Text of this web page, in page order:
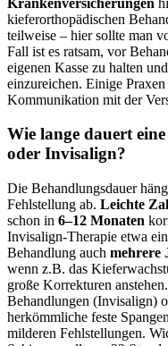
kieferorthopädischen
teilweise – hier sollte man
Fall ist es ratsam, vor
eigenen Kasse zu halten
einzureichen. Einige
Kommunikation mit der
Wie lange dauert
oder Invisalign?
Die Behandlungsdauer
Fehlstellung ab. Leichte
schon in 6–12 Monaten
Invisalign-Therapie etwa
Behandlung auch mehrere
wenn z.B. das
große Korrekturen
Behandlungen (Invisalign)
herkömmliche feste
milderen Fehlstellungen.